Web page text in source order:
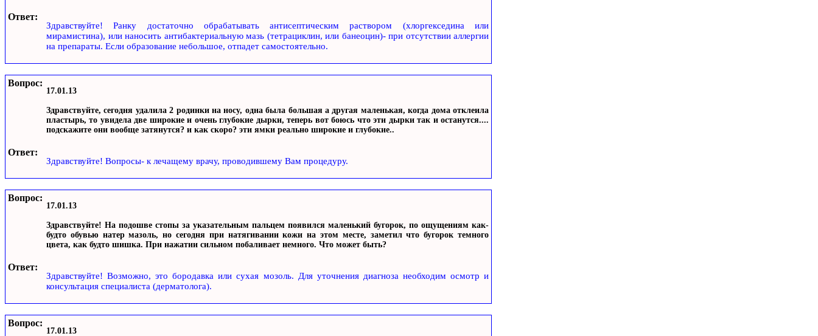
Ответ:
Здравствуйте! Ранку достаточно обрабатывать антисептическим раствором (хлоргекседина или
мирамистина), или наносить антибактериальную мазь (тетрациклин, или банеоцин)- при отсутствии аллергии
на препараты. Если образование небольшое, отпадет самостоятельно.
Вопрос:
17.01.13
Здравствуйте, сегодня удалила 2 родинки на носу, одна была большая а другая маленькая, когда дома отклеила
пластырь, то увидела две широкие и очень глубокие дырки, теперь вот боюсь что эти дырки так и останутся....
подскажите они вообще затянутся? и как скоро? эти ямки реально широкие и глубокие..
Ответ:
Здравствуйте! Вопросы- к лечащему врачу, проводившему Вам процедуру.
Вопрос:
17.01.13
Здравствуйте! На подошве стопы за указательным пальцем появился маленький бугорок, по ощущениям как-
будто обувью натер мазоль, но сегодня при натягивании кожи на этом месте, заметил что бугорок темного
цвета, как будто шишка. При нажатии сильном побаливает немного. Что может быть?
Ответ:
Здравствуйте! Возможно, это бородавка или сухая мозоль. Для уточнения диагноза необходим осмотр и
консультация специалиста (дерматолога).
Вопрос:
17.01.13